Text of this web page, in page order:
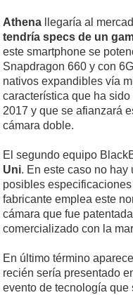
Athena llegaría al
tendría specs de un
este smartphone se
Snapdragon 660 y con
nativos expandibles vía
característica que ha
2017 y que se afianzará
cámara doble.
El segundo equipo
Uni. En este caso no
posibles
fabricante emplea este
cámara que fue
comercializado con la
En último término
recién sería presentado
evento de tecnología